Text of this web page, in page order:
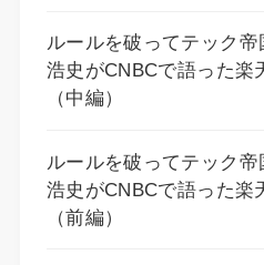
ルールを破ってテック
浩史がCNBCで語った楽
（中編）
ルールを破ってテック
浩史がCNBCで語った楽
（前編）